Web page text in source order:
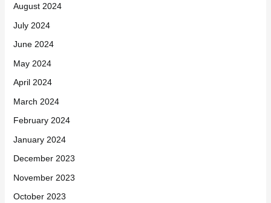
August 2024
July 2024
June 2024
May 2024
April 2024
March 2024
February 2024
January 2024
December 2023
November 2023
October 2023